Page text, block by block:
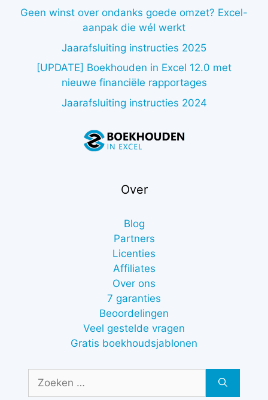
Geen winst over ondanks goede omzet? Excel-
aanpak die wél werkt
Jaarafsluiting instructies 2025
[UPDATE] Boekhouden in Excel 12.0 met
nieuwe financiële rapportages
Jaarafsluiting instructies 2024
Over
Blog
Partners
Licenties
Affiliates
Over ons
7 garanties
Beoordelingen
Veel gestelde vragen
Gratis boekhoudsjablonen
naar: